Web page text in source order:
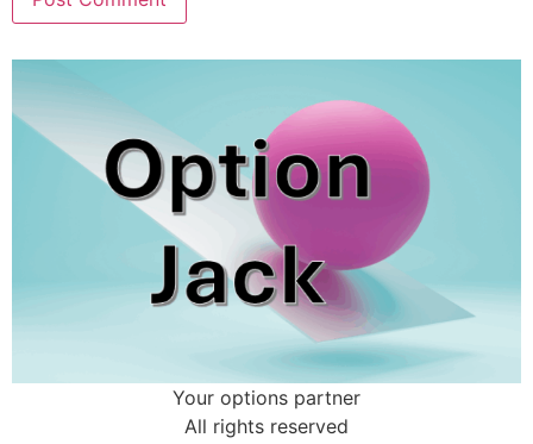
Your options partner
All rights reserved